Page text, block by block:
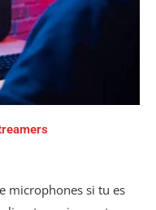
microphones si tu es